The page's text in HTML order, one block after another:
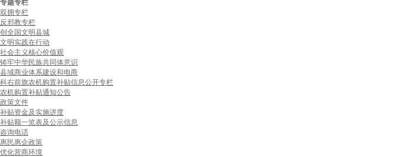
专题专栏
双拥专栏
反邪教专栏
创全国文明县城
文明实践在行动
社会主义核心价值观
铸牢中华民族共同体意识
县域商业体系建设和电商
科右前旗农机购置补贴信息公开专栏
农机购置补贴通知公告
政策文件
补贴资金及实施进度
补贴额一览表及公示信息
咨询电话
惠民惠企政策
优化营商环境